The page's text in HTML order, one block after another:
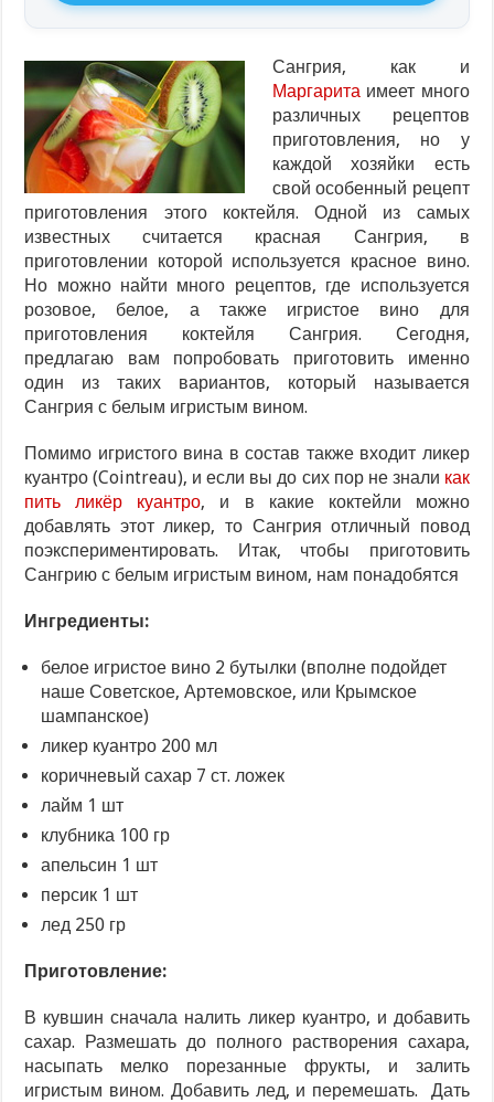
Сангрия, как и
Маргарита имеет много
различных рецептов
приготовления, но у
каждой хозяйки есть
свой особенный рецепт
приготовления этого коктейля. Одной из самых
известных считается красная Сангрия, в
приготовлении которой используется красное вино.
Но можно найти много рецептов, где используется
розовое, белое, а также игристое вино для
приготовления коктейля Сангрия. Сегодня,
предлагаю вам попробовать приготовить именно
один из таких вариантов, который называется
Сангрия с белым игристым вином.
Помимо игристого вина в состав также входит ликер
куантро (Cointreau), и если вы до сих пор не знали как
пить ликёр куантро, и в какие коктейли можно
добавлять этот ликер, то Сангрия отличный повод
поэкспериментировать. Итак, чтобы приготовить
Сангрию с белым игристым вином, нам понадобятся
Ингредиенты:
белое игристое вино 2 бутылки (вполне подойдет
наше Советское, Артемовское, или Крымское
шампанское)
ликер куантро 200 мл
коричневый сахар 7 ст. ложек
лайм 1 шт
клубника 100 гр
апельсин 1 шт
персик 1 шт
лед 250 гр
Приготовление:
В кувшин сначала налить ликер куантро, и добавить
сахар. Размешать до полного растворения сахара,
насыпать мелко порезанные фрукты, и залить
игристым вином. Добавить лед, и перемешать. Дать